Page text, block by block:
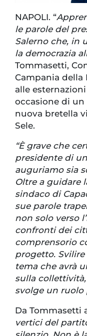
NAPOLI. “
le parole del
Salerno che, in
la democrazia
Tommasetti,
Campania della
alle
occasione di
nuova bretella
Sele.
“È grave che
presidente di
auguriamo sia
Oltre a guidare
sindaco di
sue parole
non solo verso
confronti dei
comprensorio
progetto.
tema che avrà
sulla
svolge un ruolo
Da Tommasetti
vertici del